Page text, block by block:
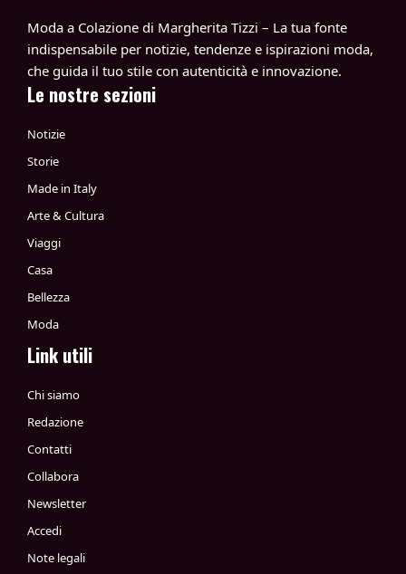
Moda a Colazione di Margherita Tizzi – La tua fonte
indispensabile per notizie, tendenze e ispirazioni moda,
che guida il tuo stile con autenticità e innovazione.
Le nostre sezioni
Notizie
Storie
Made in Italy
Arte & Cultura
Viaggi
Casa
Bellezza
Moda
Link utili
Chi siamo
Redazione
Contatti
Collabora
Newsletter
Accedi
Note legali